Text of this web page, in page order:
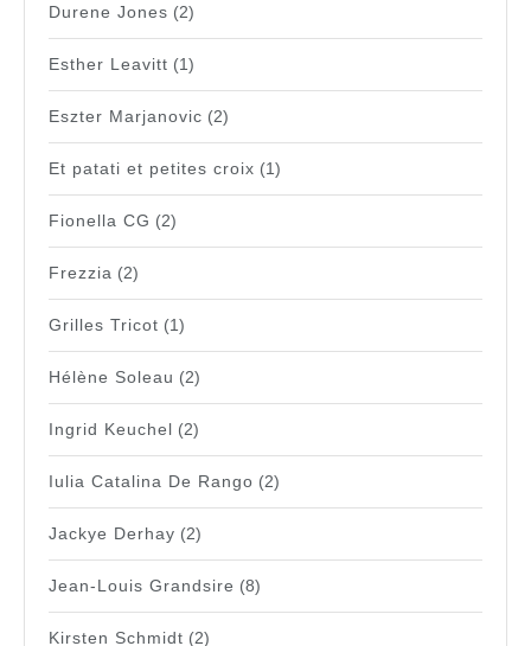
Durene Jones (2)
Esther Leavitt (1)
Eszter Marjanovic (2)
Et patati et petites croix (1)
Fionella CG (2)
Frezzia (2)
Grilles Tricot (1)
Hélène Soleau (2)
Ingrid Keuchel (2)
Iulia Catalina De Rango (2)
Jackye Derhay (2)
Jean-Louis Grandsire (8)
Kirsten Schmidt (2)